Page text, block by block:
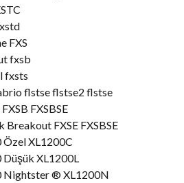
FXS
fxsb
fxsts
flstse flstse2 flstse
FXSBSE
FXSE FXSBSE
XL1200C
XL1200L
Nightster ® XL1200N